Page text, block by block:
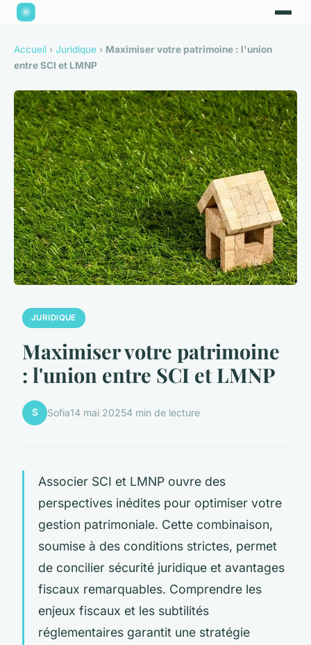
Accueil › Juridique › Maximiser votre patrimoine : l'union
entre SCI et LMNP
JURIDIQUE
Maximiser votre patrimoine
: l'union entre SCI et LMNP
S Sofia14 mai 20254 min de lecture
Associer SCI et LMNP ouvre des
perspectives inédites pour optimiser votre
gestion patrimoniale. Cette combinaison,
soumise à des conditions strictes, permet
de concilier sécurité juridique et avantages
fiscaux remarquables. Comprendre les
enjeux fiscaux et les subtilités
réglementaires garantit une stratégie